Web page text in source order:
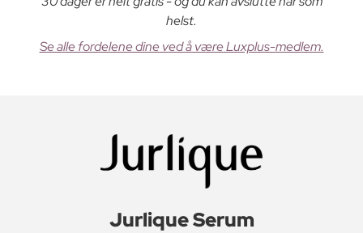
helst.
Se alle fordelene dine ved å være Luxplus-medlem.
Jurlique Serum